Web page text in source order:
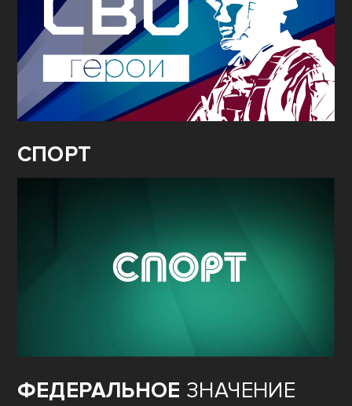
СПОРТ
ФЕДЕРАЛЬНОЕ ЗНАЧЕНИЕ